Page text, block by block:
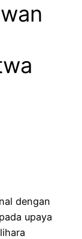
dengan
upaya